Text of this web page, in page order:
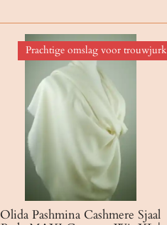
Prachtige omslag voor trouwjurk
Olida Pashmina Cashmere Sjaal